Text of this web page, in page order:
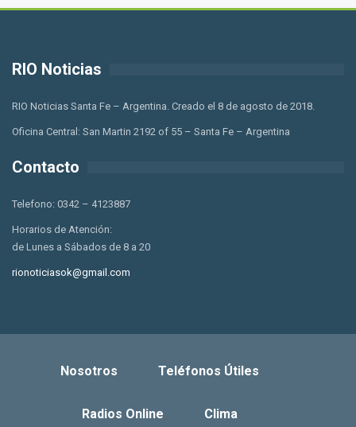
RIO Noticias
RIO Noticias Santa Fe – Argentina. Creado el 8 de agosto de 2018.
Oficina Central: San Martin 2192 of 55 – Santa Fe – Argentina
Contacto
Telefono: 0342 – 4123887
Horarios de Atención:
de Lunes a Sábados de 8 a 20
rionoticiasok@gmail.com
Nosotros Teléfonos Útiles
Radios Online Clima